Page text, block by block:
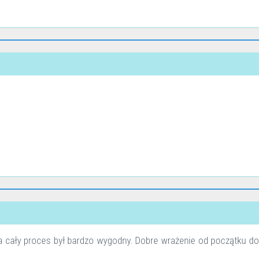
proces był bardzo wygodny. Dobre wrażenie od początku do